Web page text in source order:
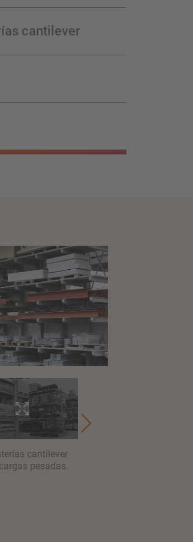
cantilever
cantilever
pesadas.